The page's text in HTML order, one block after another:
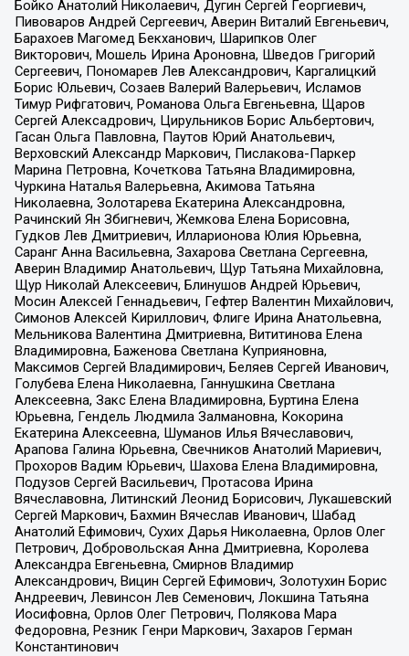
Бойко Анатолий Николаевич, Дугин Сергей Георгиевич,
Пивоваров Андрей Сергеевич, Аверин Виталий Евгеньевич,
Барахоев Магомед Бекханович, Шарипков Олег
Викторович, Мошель Ирина Ароновна, Шведов Григорий
Сергеевич, Пономарев Лев Александрович, Каргалицкий
Борис Юльевич, Созаев Валерий Валерьевич, Исламов
Тимур Рифгатович, Романова Ольга Евгеньевна, Щаров
Сергей Алексадрович, Цирульников Борис Альбертович,
Гасан Ольга Павловна, Паутов Юрий Анатольевич,
Верховский Александр Маркович, Пислакова-Паркер
Марина Петровна, Кочеткова Татьяна Владимировна,
Чуркина Наталья Валерьевна, Акимова Татьяна
Николаевна, Золотарева Екатерина Александровна,
Рачинский Ян Збигневич, Жемкова Елена Борисовна,
Гудков Лев Дмитриевич, Илларионова Юлия Юрьевна,
Саранг Анна Васильевна, Захарова Светлана Сергеевна,
Аверин Владимир Анатольевич, Щур Татьяна Михайловна,
Щур Николай Алексеевич, Блинушов Андрей Юрьевич,
Мосин Алексей Геннадьевич, Гефтер Валентин Михайлович,
Симонов Алексей Кириллович, Флиге Ирина Анатольевна,
Мельникова Валентина Дмитриевна, Вититинова Елена
Владимировна, Баженова Светлана Куприяновна,
Максимов Сергей Владимирович, Беляев Сергей Иванович,
Голубева Елена Николаевна, Ганнушкина Светлана
Алексеевна, Закс Елена Владимировна, Буртина Елена
Юрьевна, Гендель Людмила Залмановна, Кокорина
Екатерина Алексеевна, Шуманов Илья Вячеславович,
Арапова Галина Юрьевна, Свечников Анатолий Мариевич,
Прохоров Вадим Юрьевич, Шахова Елена Владимировна,
Подузов Сергей Васильевич, Протасова Ирина
Вячеславовна, Литинский Леонид Борисович, Лукашевский
Сергей Маркович, Бахмин Вячеслав Иванович, Шабад
Анатолий Ефимович, Сухих Дарья Николаевна, Орлов Олег
Петрович, Добровольская Анна Дмитриевна, Королева
Александра Евгеньевна, Смирнов Владимир
Александрович, Вицин Сергей Ефимович, Золотухин Борис
Андреевич, Левинсон Лев Семенович, Локшина Татьяна
Иосифовна, Орлов Олег Петрович, Полякова Мара
Федоровна, Резник Генри Маркович, Захаров Герман
Константинович